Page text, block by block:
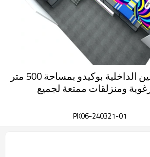
حديقة الترامبولين الداخلية بوكيدو بمساحة 500 متر
ومنزلقات ممتعة لجميع
PK06-240321-01